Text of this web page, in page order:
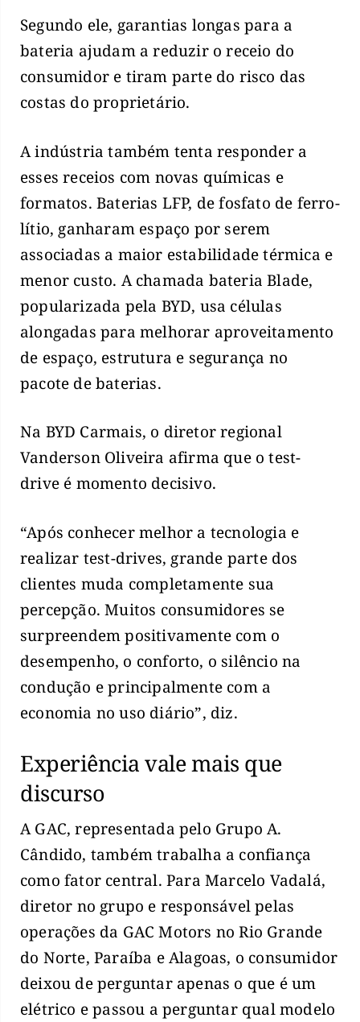
Segundo ele, garantias longas para a
bateria ajudam a reduzir o receio do
consumidor e tiram parte do risco das
costas do proprietário.
A indústria também tenta responder a
esses receios com novas químicas e
formatos. Baterias LFP, de fosfato de ferro-
lítio, ganharam espaço por serem
associadas a maior estabilidade térmica e
menor custo. A chamada bateria Blade,
popularizada pela BYD, usa células
alongadas para melhorar aproveitamento
de espaço, estrutura e segurança no
pacote de baterias.
Na BYD Carmais, o diretor regional
Vanderson Oliveira afirma que o test-
drive é momento decisivo.
“Após conhecer melhor a tecnologia e
realizar test-drives, grande parte dos
clientes muda completamente sua
percepção. Muitos consumidores se
surpreendem positivamente com o
desempenho, o conforto, o silêncio na
condução e principalmente com a
economia no uso diário”, diz.
Experiência vale mais que
discurso
A GAC, representada pelo Grupo A.
Cândido, também trabalha a confiança
como fator central. Para Marcelo Vadalá,
diretor no grupo e responsável pelas
operações da GAC Motors no Rio Grande
do Norte, Paraíba e Alagoas, o consumidor
deixou de perguntar apenas o que é um
elétrico e passou a perguntar qual modelo